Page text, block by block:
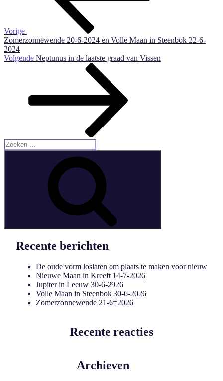
Vorige
Zomerzonnewende 20-6-2024 en Volle Maan in Steenbok 22-6-
2024
Volgend
Volgende Neptunus in de laatste graad van Vissen
Zoeken
naar:
Recente berichten
De oude vorm loslaten om plaats te maken voor nieuw
Nieuwe Maan in Kreeft 14-7-2026
Jupiter in Leeuw 30-6-2926
Volle Maan in Steenbok 30-6-2026
Zomerzonnewende 21-6=2026
Recente reacties
Archieven